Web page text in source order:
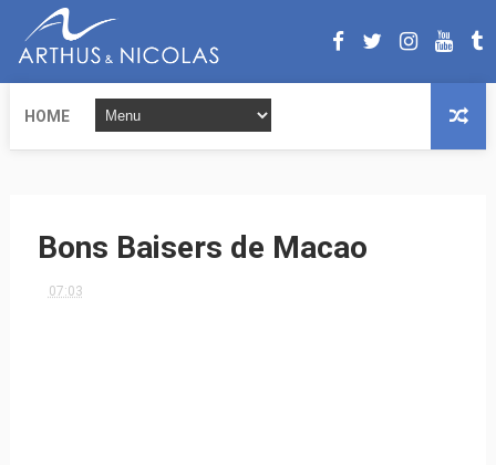
HOME
Bons Baisers de Macao
07:03